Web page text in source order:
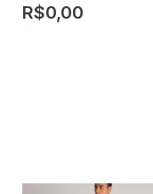
R$0,00